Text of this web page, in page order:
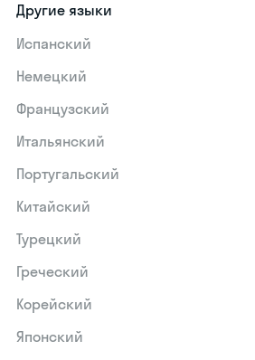
Другие языки
Испанский
Немецкий
Французский
Итальянский
Португальский
Китайский
Турецкий
Греческий
Корейский
Японский